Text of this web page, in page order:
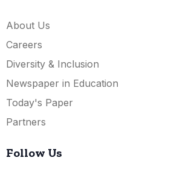
About Us
Careers
Diversity & Inclusion
Newspaper in Education
Today's Paper
Partners
Follow Us